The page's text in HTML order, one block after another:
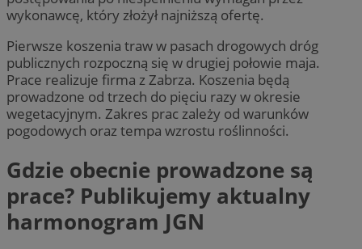
wykonawcę, który złożył najniższą ofertę.
Pierwsze koszenia traw w pasach drogowych dróg
publicznych rozpoczną się w drugiej połowie maja.
Prace realizuje firma z Zabrza. Koszenia będą
prowadzone od trzech do pięciu razy w okresie
wegetacyjnym. Zakres prac zależy od warunków
pogodowych oraz tempa wzrostu roślinności.
Gdzie obecnie prowadzone są
prace? Publikujemy aktualny
harmonogram JGN